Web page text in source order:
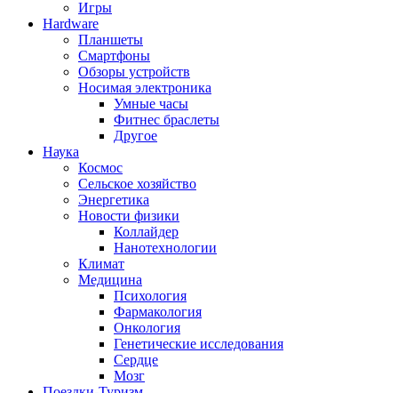
Игры
Hardware
Планшеты
Смартфоны
Обзоры устройств
Носимая электроника
Умные часы
Фитнес браслеты
Другое
Наука
Космос
Сельское хозяйство
Энергетика
Новости физики
Коллайдер
Нанотехнологии
Климат
Медицина
Психология
Фармакология
Онкология
Генетические исследования
Сердце
Мозг